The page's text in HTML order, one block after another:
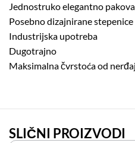
Jednostruko elegantno
Posebno dizajnirane
Industrijska upotreba
Dugotrajno
Maksimalna čvrstoća od
SLIČNI PROIZVODI